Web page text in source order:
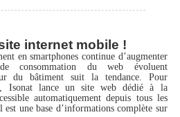
internet mobile !
en smartphones continue d’augmenter
consommation du web évoluent
du bâtiment suit la tendance. Pour
Isonat lance un site web dédié à la
automatiquement depuis tous les
une base d’informations complète sur